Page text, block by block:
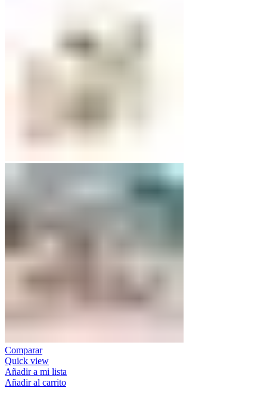
Comparar
Quick view
Añadir a mi lista
Añadir al carrito